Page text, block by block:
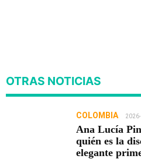
OTRAS NOTICIAS
COLOMBIA
Ana Lucía
quién es la
elegante